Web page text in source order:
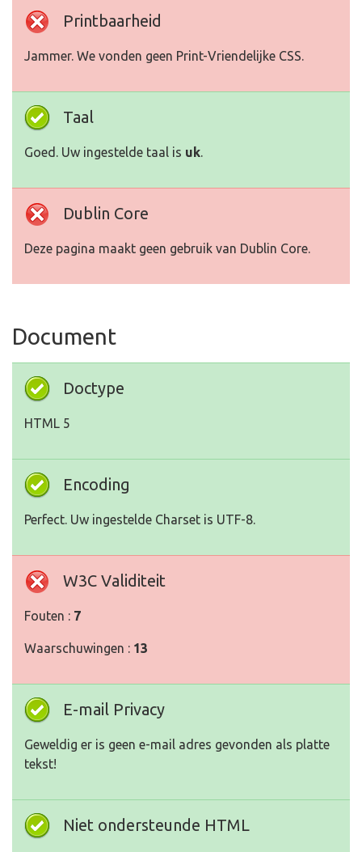
Printbaarheid
Jammer. We vonden geen Print-Vriendelijke CSS.
Taal
Goed. Uw ingestelde taal is uk.
Dublin Core
Deze pagina maakt geen gebruik van Dublin Core.
Document
Doctype
HTML 5
Encoding
Perfect. Uw ingestelde Charset is UTF-8.
W3C Validiteit
Fouten : 7
Waarschuwingen : 13
E-mail Privacy
Geweldig er is geen e-mail adres gevonden als platte
tekst!
Niet ondersteunde HTML